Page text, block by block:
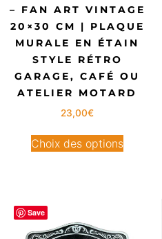
– FAN ART VINTAGE
20×30 CM | PLAQUE
MURALE EN ÉTAIN
STYLE RÉTRO
GARAGE, CAFÉ OU
ATELIER MOTARD
23,00€
Choix des options
Save